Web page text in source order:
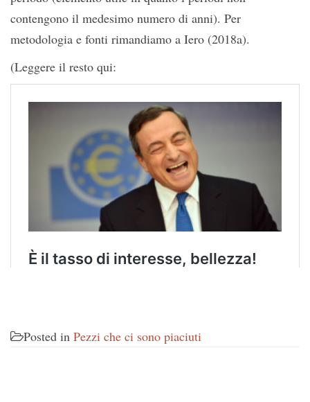
contengono il medesimo numero di anni). Per
metodologia e fonti rimandiamo a Iero (2018a).
(Leggere il resto qui:
Posted in Pezzi che ci sono piaciuti